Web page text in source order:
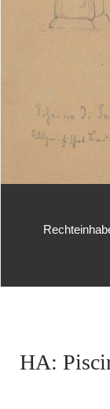
HA: